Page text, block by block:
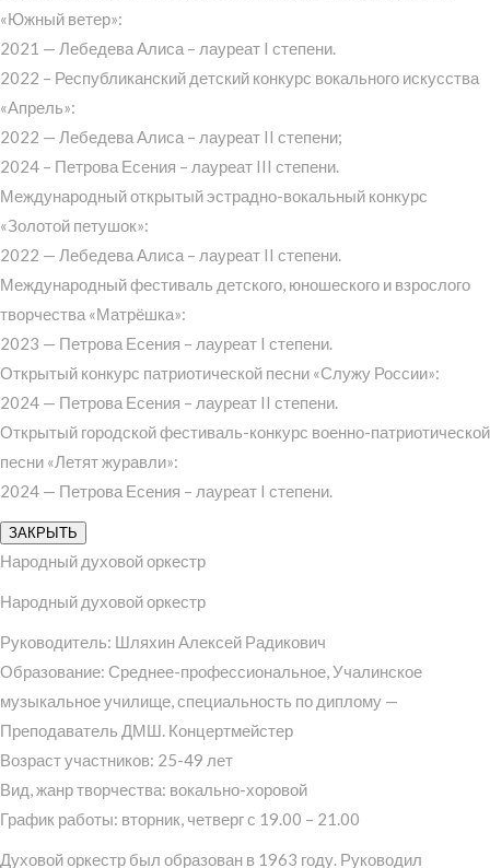
«Южный ветер»:
2021 — Лебедева Алиса – лауреат I степени.
2022 – Республиканский детский конкурс вокального искусства
«Апрель»:
2022 — Лебедева Алиса – лауреат II степени;
2024 – Петрова Есения – лауреат III степени.
Международный открытый эстрадно-вокальный конкурс
«Золотой петушок»:
2022 — Лебедева Алиса – лауреат II степени.
Международный фестиваль детского, юношеского и взрослого
творчества «Матрёшка»:
2023 — Петрова Есения – лауреат I степени.
Открытый конкурс патриотической песни «Служу России»:
2024 — Петрова Есения – лауреат II степени.
Открытый городской фестиваль-конкурс военно-патриотической
песни «Летят журавли»:
2024 — Петрова Есения – лауреат I степени.
ЗАКРЫТЬ
Народный духовой оркестр
Народный духовой оркестр
Руководитель: Шляхин Алексей Радикович
Образование: Среднее-профессиональное, Учалинское
музыкальное училище, специальность по диплому —
Преподаватель ДМШ. Концертмейстер
Возраст участников: 25-49 лет
Вид, жанр творчества: вокально-хоровой
График работы: вторник, четверг с 19.00 – 21.00
Духовой оркестр был образован в 1963 году. Руководил